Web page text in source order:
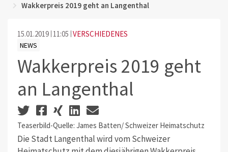
Wakkerpreis 2019 geht an Langenthal
15.01.2019 11:05 VERSCHIEDENES
NEWS
Wakkerpreis 2019 geht
an Langenthal
Teaserbild-Quelle: James Batten/ Schweizer Heimatschutz
Die Stadt Langenthal wird vom Schweizer